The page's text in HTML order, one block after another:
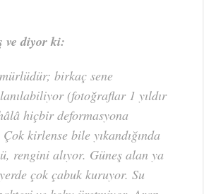
ve diyor ki:
birkaç sene
(fotoğraflar 1 yıldır
hiçbir deformasyona
kirlense bile yıkandığında
rengini alıyor. Güneş alan ya
çok çabuk kuruyor. Su